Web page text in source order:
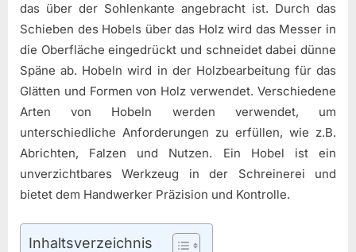
das über der Sohlenkante angebracht ist. Durch das
Schieben des Hobels über das Holz wird das Messer in
die Oberfläche eingedrückt und schneidet dabei dünne
Späne ab. Hobeln wird in der Holzbearbeitung für das
Glätten und Formen von Holz verwendet. Verschiedene
Arten von Hobeln werden verwendet, um
unterschiedliche Anforderungen zu erfüllen, wie z.B.
Abrichten, Falzen und Nutzen. Ein Hobel ist ein
unverzichtbares Werkzeug in der Schreinerei und
bietet dem Handwerker Präzision und Kontrolle.
Inhaltsverzeichnis